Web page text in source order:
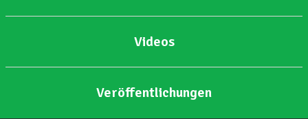
Videos
Veröffentlichungen